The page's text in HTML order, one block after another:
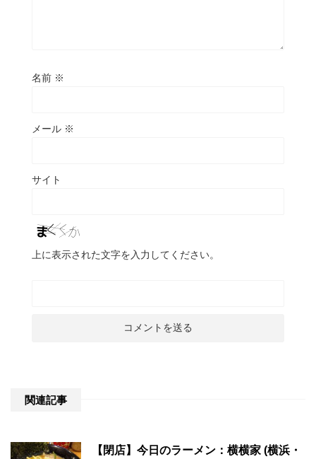
名前 ※
メール ※
サイト
上に表示された文字を入力してください。
関連記事
【閉店】今日のラーメン：横横家 (横浜・